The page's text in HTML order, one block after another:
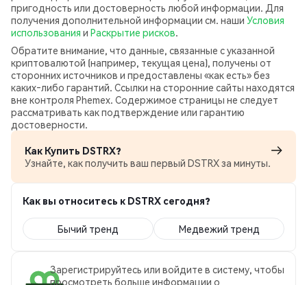
пригодность или достоверность любой информации. Для
получения дополнительной информации см. наши Условия
использования и Раскрытие рисков.
Обратите внимание, что данные, связанные с указанной
криптовалютой (например, текущая цена), получены от
сторонних источников и предоставлены «как есть» без
каких‑либо гарантий. Ссылки на сторонние сайты находятся
вне контроля Phemex. Содержимое страницы не следует
рассматривать как подтверждение или гарантию
достоверности.
Как Купить DSTRX?
Узнайте, как получить ваш первый DSTRX за минуты.
Как вы относитесь к DSTRX сегодня?
Бычий тренд Медвежий тренд
Зарегистрируйтесь или войдите в систему, чтобы
просмотреть больше информации о